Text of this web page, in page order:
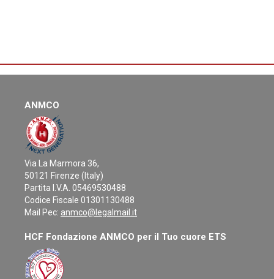
ANMCO
Via La Marmora 36,
50121 Firenze (Italy)
Partita I.V.A. 05469530488
Codice Fiscale 01301130488
Mail Pec: anmco@legalmail.it
HCF Fondazione ANMCO per il Tuo cuore ETS